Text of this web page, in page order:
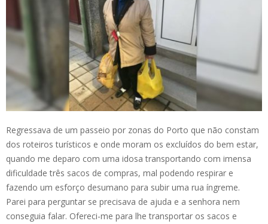
Regressava de um passeio por zonas do Porto que não constam
dos roteiros turísticos e onde moram os excluídos do bem estar,
quando me deparo com uma idosa transportando com imensa
dificuldade três sacos de compras, mal podendo respirar e
fazendo um esforço desumano para subir uma rua íngreme.
Parei para perguntar se precisava de ajuda e a senhora nem
conseguia falar. Ofereci-me para lhe transportar os sacos e